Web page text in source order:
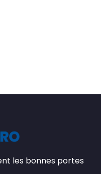
les bonnes portes